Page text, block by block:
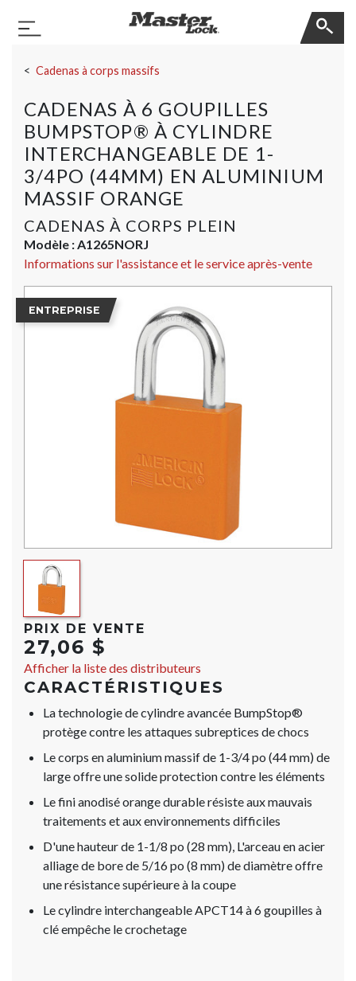
Basculer la navigation
Cadenas à corps massifs
CADENAS À 6 GOUPILLES
BUMPSTOP® À CYLINDRE
INTERCHANGEABLE DE 1-
3/4PO (44MM) EN ALUMINIUM
MASSIF ORANGE
CADENAS À CORPS PLEIN
Modèle :A1265NORJ
Informations sur l'assistance et le service après-vente
ENTREPRISE
PRIX DE VENTE
27,06 $
Afficher la liste des distributeurs
CARACTÉRISTIQUES
La technologie de cylindre avancée BumpStop®
protège contre les attaques subreptices de chocs
Le corps en aluminium massif de 1-3/4 po (44 mm) de
large offre une solide protection contre les éléments
Le fini anodisé orange durable résiste aux mauvais
traitements et aux environnements difficiles
D'une hauteur de 1-1/8 po (28 mm), L'arceau en acier
alliage de bore de 5/16 po (8 mm) de diamètre offre
une résistance supérieure à la coupe
Le cylindre interchangeable APCT14 à 6 goupilles à
clé empêche le crochetage